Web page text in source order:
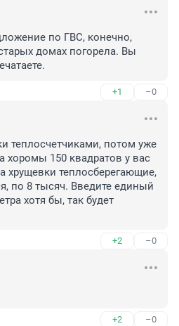
по ГВС, конечно,
домах погорела. Вы
+1 –0
теплосчетчиками, потом уже
хоромы 150 квадратов у вас
хрущевки теплосберегающие,
по 8 тысяч. Введите единый
хотя бы, так будет
+2 –0
+2 –0